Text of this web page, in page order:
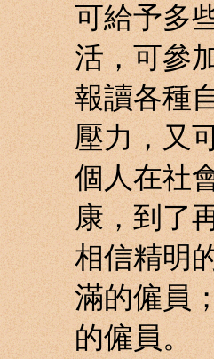
可給予多
活，可參
報讀各種
壓力，又
個人在社
康，到了
相信精明
滿的僱員
的僱員。